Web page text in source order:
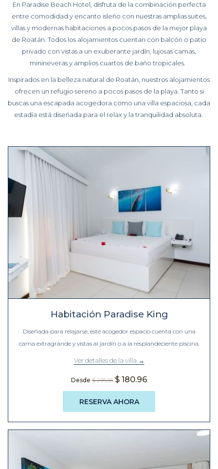
En Paradise Beach Hotel, disfruta de la combinación perfecta
entre comodidad y encanto isleño con nuestras amplias suites,
villas y modernas habitaciones a pocos pasos de la mejor playa
de Roatán. Todos los alojamientos cuentan con balcón o patio
privado con vistas a un exuberante jardín, lujosas camas,
minineveras y amplios cuartos de baño tropicales.
Inspirados en la belleza natural de Roatán, nuestros alojamientos
ofrecen un refugio sereno a pocos pasos de la playa. Tanto si
buscas una escapada acogedora como una villa espaciosa, cada
estadía está diseñada para el relax y la tranquilidad absoluta.
Habitación Paradise King
Diseñada para relajarse, este acogedor espacio cuenta con una
cama extragrande y vistas al jardín o a la resplandeciente piscina.
Ver detalles de la villa
Desde$ 236.55 $ 180.96
RESERVA AHORA